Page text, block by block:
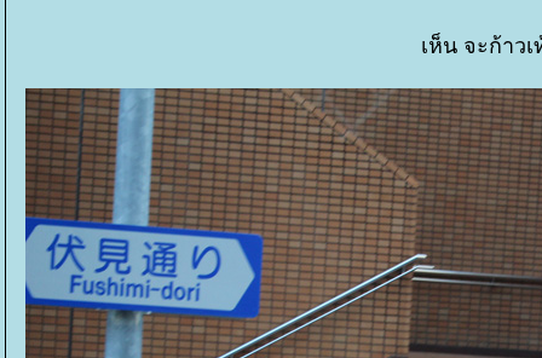
เห็น จะก้าว